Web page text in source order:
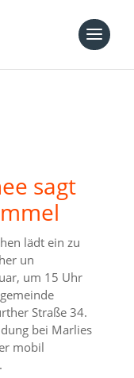
sagt
lädt ein zu
un
um 15 Uhr
Straße 34.
bei Marlies
mobil